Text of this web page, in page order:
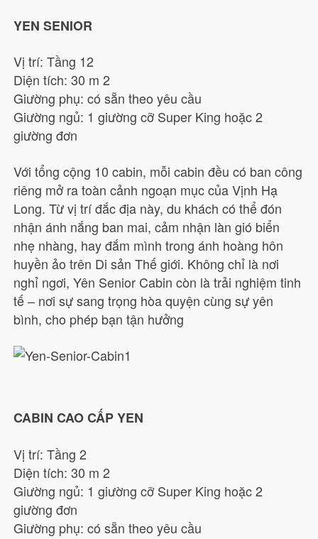
YEN SENIOR
Vị trí: Tầng 12
Diện tích: 30 m 2
Giường phụ: có sẵn theo yêu cầu
Giường ngủ: 1 giường cỡ Super King hoặc 2
giường đơn
Với tổng cộng 10 cabin, mỗi cabin đều có ban công
riêng mở ra toàn cảnh ngoạn mục của Vịnh Hạ
Long. Từ vị trí đắc địa này, du khách có thể đón
nhận ánh nắng ban mai, cảm nhận làn gió biển
nhẹ nhàng, hay đắm mình trong ánh hoàng hôn
huyền ảo trên Di sản Thế giới. Không chỉ là nơi
nghỉ ngơi, Yên Senior Cabin còn là trải nghiệm tinh
tế – nơi sự sang trọng hòa quyện cùng sự yên
bình, cho phép bạn tận hưởng
CABIN CAO CẤP YEN
Vị trí: Tầng 2
Diện tích: 30 m 2
Giường ngủ: 1 giường cỡ Super King hoặc 2
giường đơn
Giường phụ: có sẵn theo yêu cầu